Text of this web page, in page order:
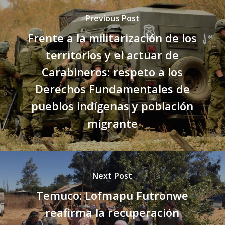
Previous Post
Frente a la militarización de los
territorios y el actuar de
Carabineros: respeto a los
Derechos Fundamentales de
pueblos indígenas y población
migrante
Next Post
Temuco: Lofmapu Futronwe
reafirma la recuperación